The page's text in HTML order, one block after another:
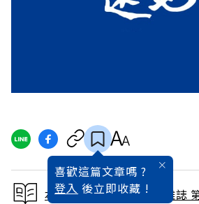
喜歡這篇文章嗎 ?
登入 後立即收藏 !
本文出自 1987 / 5月號雜誌